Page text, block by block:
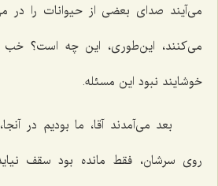
می‌آیند صدای بعضی از حیوانات را در
می‌کنند، این‌طوری، این چه است؟ خب
خوشایند نبود این مسئله.
بعد می‌آمدند آقا، ما بودیم در
روی سرشان، فقط مانده بود سقف